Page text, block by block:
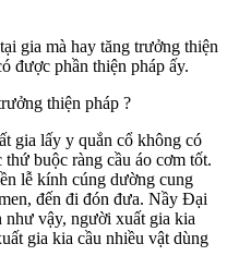
gia mà hay tăng trưởng thiện
được phần thiện pháp ấy.
thiện pháp ?
gia lấy y quắn cổ không có
buộc ràng cầu áo cơm tốt.
lễ kính cúng dường cung
đến đi đón đưa. Nầy Ðại
vậy, người xuất gia kia
gia kia cầu nhiều vật dùng